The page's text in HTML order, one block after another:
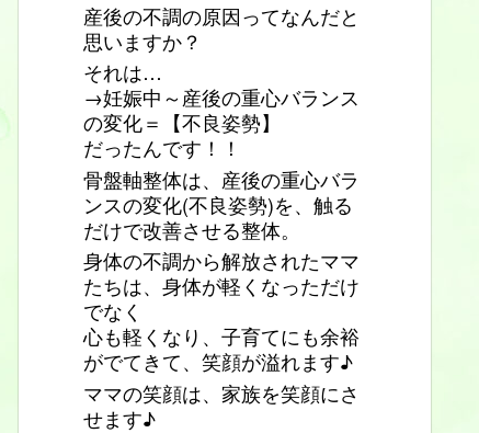
産後の不調の原因ってなんだと
思いますか？
それは…
→妊娠中～産後の重心バランス
の変化＝【不良姿勢】
だったんです！！
骨盤軸整体は、産後の重心バラ
ンスの変化(不良姿勢)を、触る
だけで改善させる整体。
身体の不調から解放されたママ
たちは、身体が軽くなっただけ
でなく
心も軽くなり、子育てにも余裕
がでてきて、笑顔が溢れます♪
ママの笑顔は、家族を笑顔にさ
せます♪